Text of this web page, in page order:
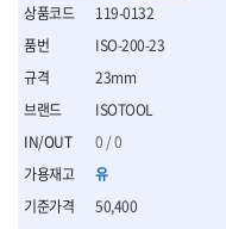
- 센타펀치
- 평치즐
- 핀펀치세트
- 펀치세트
- 톱대
- 용접용품
- 빠루
119-0132
ISOTOOL
0 / 0
유
50,400
ISO-200-23
23mm